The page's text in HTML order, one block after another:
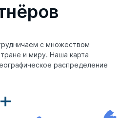
с множеством
и миру. Наша карта
распределение